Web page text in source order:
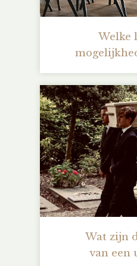
Welke
Wat zijn
van een